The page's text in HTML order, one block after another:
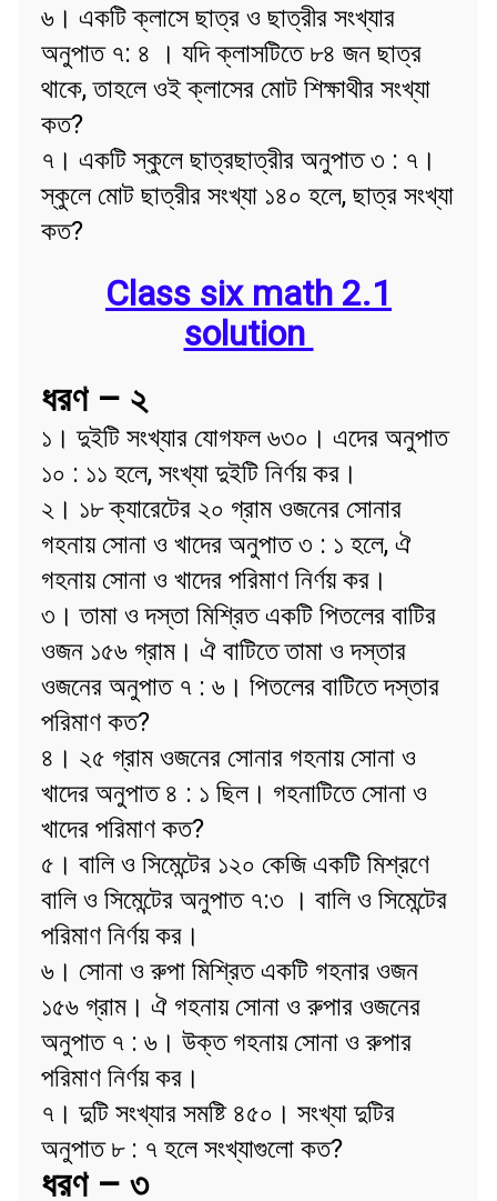
৬। একটি ক্লাসে ছাত্র ও ছাত্রীর সংখ্যার
অনুপাত ৭: ৪ । যদি ক্লাসটিতে ৮৪ জন ছাত্র
থাকে, তাহলে ওই ক্লাসের মোট শিক্ষাথীর সংখ্যা
কত?
৭। একটি স্কুলে ছাত্রছাত্রীর অনুপাত ৩ : ৭।
স্কুলে মোট ছাত্রীর সংখ্যা ১৪০ হলে, ছাত্র সংখ্যা
কত?
Class six math 2.1
solution
ধরণ – ২
১। দুইটি সংখ্যার যোগফল ৬৩০। এদের অনুপাত
১০ : ১১ হলে, সংখ্যা দুইটি নির্ণয় কর।
২। ১৮ ক্যারেটের ২০ গ্রাম ওজনের সোনার
গহনায় সোনা ও খাদের অনুপাত ৩ : ১ হলে, ঐ
গহনায় সোনা ও খাদের পরিমাণ নির্ণয় কর।
৩। তামা ও দস্তা মিশ্রিত একটি পিতলের বাটির
ওজন ১৫৬ গ্রাম। ঐ বাটিতে তামা ও দস্তার
ওজনের অনুপাত ৭ : ৬। পিতলের বাটিতে দস্তার
পরিমাণ কত?
৪। ২৫ গ্রাম ওজনের সোনার গহনায় সোনা ও
খাদের অনুপাত ৪ : ১ ছিল। গহনাটিতে সোনা ও
খাদের পরিমাণ কত?
৫। বালি ও সিমেন্টের ১২০ কেজি একটি মিশ্রণে
বালি ও সিমেন্টের অনুপাত ৭:৩ । বালি ও সিমেন্টের
পরিমাণ নির্ণয় কর।
৬। সোনা ও রুপা মিশ্রিত একটি গহনার ওজন
১৫৬ গ্রাম। ঐ গহনায় সোনা ও রুপার ওজনের
অনুপাত ৭ : ৬। উক্ত গহনায় সোনা ও রুপার
পরিমাণ নির্ণয় কর।
৭। দুটি সংখ্যার সমষ্টি ৪৫০। সংখ্যা দুটির
অনুপাত ৮ : ৭ হলে সংখ্যাগুলো কত?
ধরণ – ৩